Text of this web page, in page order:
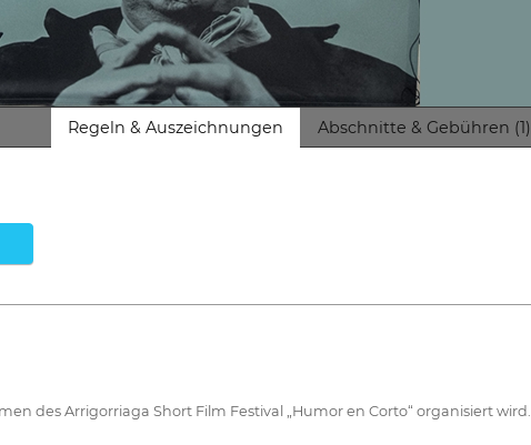
Regeln & Auszeichnungen Abschnitte & Gebühren (1)
des Arrigorriaga Short Film Festival „Humor en Corto“ organisiert wird.